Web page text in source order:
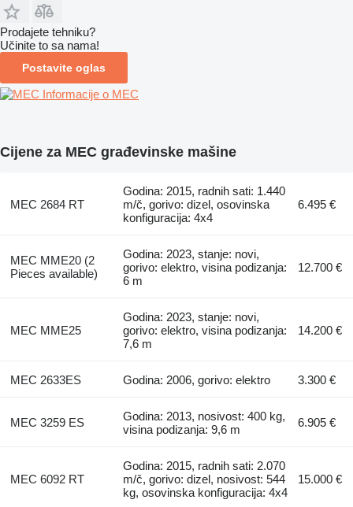
Prodajete tehniku?
Učinite to sa nama!
Postavite oglas
Informacije o MEC
Cijene za MEC građevinske mašine
MEC 2684 RT
Godina: 2015, radnih sati: 1.440
m/č, gorivo: dizel, osovinska
konfiguracija: 4x4
6.495 €
MEC MME20 (2
Pieces available)
Godina: 2023, stanje: novi,
gorivo: elektro, visina podizanja:
6 m
12.700 €
MEC MME25
Godina: 2023, stanje: novi,
gorivo: elektro, visina podizanja:
7,6 m
14.200 €
MEC 2633ES Godina: 2006, gorivo: elektro 3.300 €
MEC 3259 ES
Godina: 2013, nosivost: 400 kg,
visina podizanja: 9,6 m
6.905 €
MEC 6092 RT
Godina: 2015, radnih sati: 2.070
m/č, gorivo: dizel, nosivost: 544
kg, osovinska konfiguracija: 4x4
15.000 €